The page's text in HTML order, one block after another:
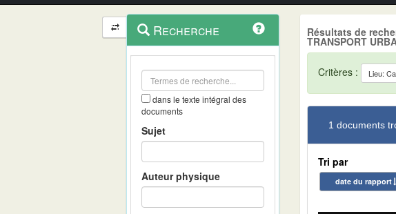
Navigation
et
outils
contextuel
Recherche
dans le texte intégral des
documents
Sujet
Auteur physique
Résultats de
TRANSPORT
Critères : Lieu:
1 documents
Tri par
date du rapport